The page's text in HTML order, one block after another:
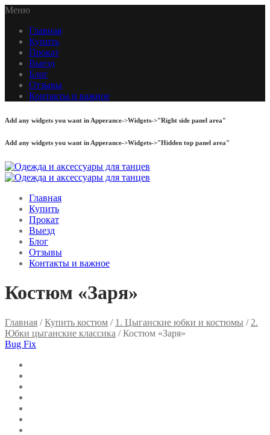
Меню
Главная
Купить
Прокат
Выезд
Блог
Отзывы
Контакты и важное
Add any widgets you want in Apperance->Widgets->"Right side panel area"
Add any widgets you want in Apperance->Widgets->"Hidden top panel area"
Главная
Купить
Прокат
Выезд
Блог
Отзывы
Контакты и важное
Костюм «Заря»
Главная /Купить костюм / 1. Цыганские юбки и костюмы / 2.
Юбки цыганские классика / Костюм «Заря»
Bug Fix